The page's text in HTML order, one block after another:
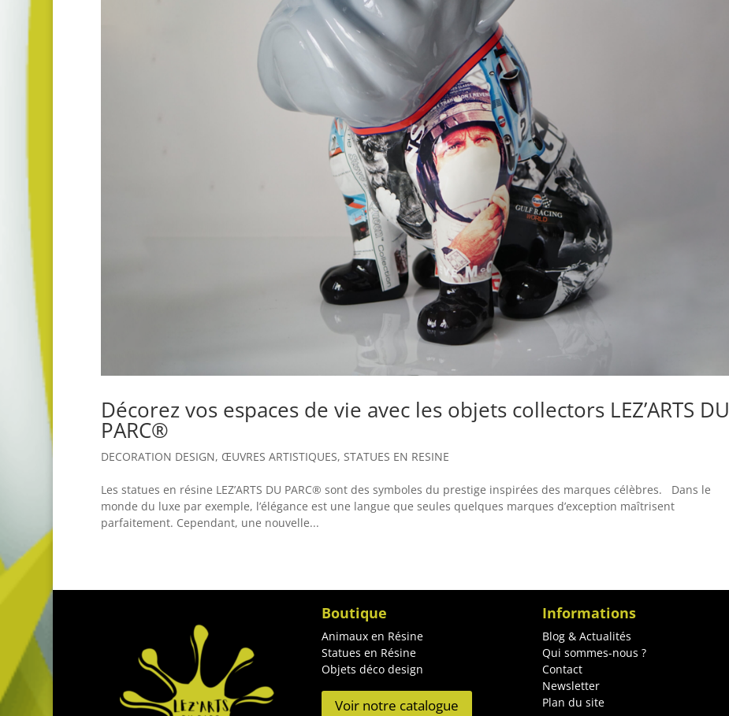
Décorez vos espaces de vie avec les objets collectors LEZ’ARTS DU
PARC®
DECORATION DESIGN, ŒUVRES ARTISTIQUES, STATUES EN RESINE
Les statues en résine LEZ’ARTS DU PARC® sont des symboles du prestige inspirées des marques célèbres. Dans le
monde du luxe par exemple, l’élégance est une langue que seules quelques marques d’exception maîtrisent
parfaitement. Cependant, une nouvelle...
Boutique
Animaux en Résine
Statues en Résine
Objets déco design
Voir notre catalogue
Informations
Blog & Actualités
Qui sommes-nous ?
Contact
Newsletter
Plan du site